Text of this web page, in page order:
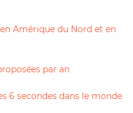
Amérique du Nord et en
par an
6 secondes dans le monde